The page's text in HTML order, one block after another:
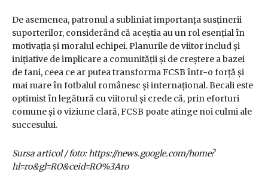
De asemenea, patronul a subliniat importanța susținerii
suporterilor, considerând că aceștia au un rol esențial în
motivația și moralul echipei. Planurile de viitor includ și
inițiative de implicare a comunității și de creștere a bazei
de fani, ceea ce ar putea transforma FCSB într-o forță și
mai mare în fotbalul românesc și internațional. Becali este
optimist în legătură cu viitorul și crede că, prin eforturi
comune și o viziune clară, FCSB poate atinge noi culmi ale
succesului.
Sursa articol / foto: https://news.google.com/home?
hl=ro&gl=RO&ceid=RO%3Aro